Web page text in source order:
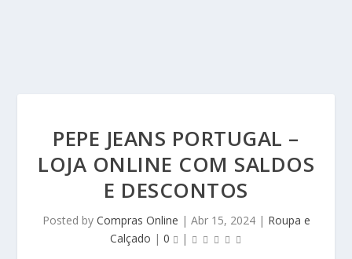
PEPE JEANS PORTUGAL –
LOJA ONLINE COM SALDOS
E DESCONTOS
Posted by Compras Online | Abr 15, 2024| Roupa e
Calçado | 0 |